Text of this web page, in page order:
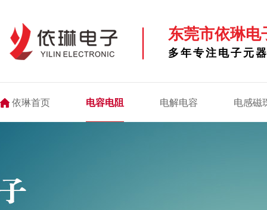
东莞市依琳
多年专注电子元
依琳首页 电容电阻 电解电容 电感磁